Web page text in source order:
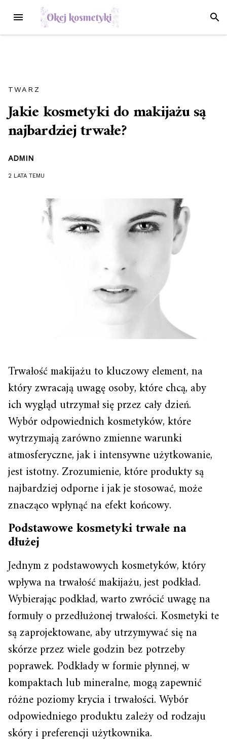
treści
MENU
TWARZ
Jakie kosmetyki do makijażu są
najbardziej trwałe?
ADMIN
2 LATA TEMU
Trwałość makijażu to kluczowy element, na
który zwracają uwagę osoby, które chcą, aby
ich wygląd utrzymał się przez cały dzień.
Wybór odpowiednich kosmetyków, które
wytrzymają zarówno zmienne warunki
atmosferyczne, jak i intensywne użytkowanie,
jest istotny. Zrozumienie, które produkty są
najbardziej odporne i jak je stosować, może
znacząco wpłynąć na efekt końcowy.
Podstawowe kosmetyki trwałe na
dłużej
Jednym z podstawowych kosmetyków, który
wpływa na trwałość makijażu, jest podkład.
Wybierając podkład, warto zwrócić uwagę na
formuły o przedłużonej trwałości. Kosmetyki te
są zaprojektowane, aby utrzymywać się na
skórze przez wiele godzin bez potrzeby
poprawek. Podkłady w formie płynnej, w
kompaktach lub mineralne, mogą zapewnić
różne poziomy krycia i trwałości. Wybór
odpowiedniego produktu zależy od rodzaju
skóry i preferencji użytkownika.